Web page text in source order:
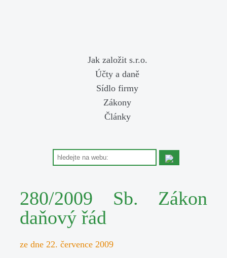
Jak založit s.r.o.
Účty a daně
Sídlo firmy
Zákony
Články
280/2009 Sb. Zákon
daňový řád
ze dne 22. července 2009